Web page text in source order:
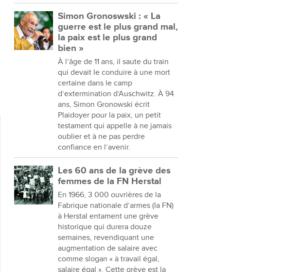
Simon Gronoswski : « La
guerre est le plus grand mal,
la paix est le plus grand
bien »
À l’âge de 11 ans, il saute du train
qui devait le conduire à une mort
certaine dans le camp
d’extermination d’Auschwitz. À 94
ans, Simon Gronowski écrit
Plaidoyer pour la paix, un petit
testament qui appelle à ne jamais
oublier et à ne pas perdre
confiance en l’avenir.
Les 60 ans de la grève des
femmes de la FN Herstal
En 1966, 3 000 ouvrières de la
Fabrique nationale d’armes (la FN)
à Herstal entament une grève
historique qui durera douze
semaines, revendiquant une
augmentation de salaire avec
comme slogan « à travail égal,
salaire égal ». Cette grève est la